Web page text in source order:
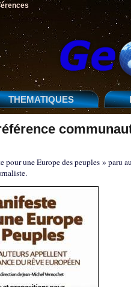
THEMATIQUES
pour une Europe des peuples » paru